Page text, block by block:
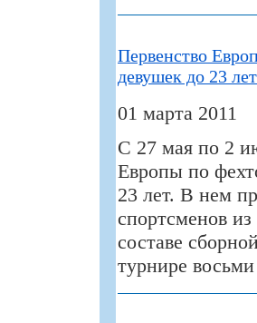
Первенство
девушек до 23
01 марта 2011
С 27 мая по 2
Европы по
23 лет. В нем
спортсменов
составе
турнире